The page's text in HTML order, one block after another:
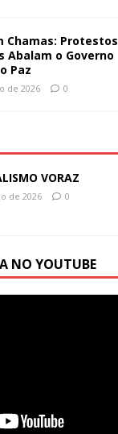
Chamas: Protestos
Abalam o Governo
Paz
de 2026 0
VORAZ
de 2026 0
NO YOUTUBE